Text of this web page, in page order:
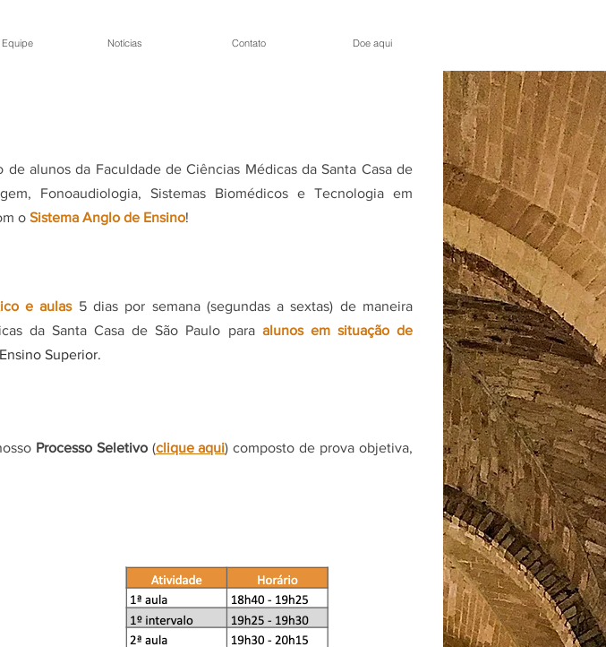
Notícias Contato Doe aqui
alunos da Faculdade de Ciências Médicas da Santa Casa de
Fonoaudiologia, Sistemas Biomédicos e Tecnologia em
o Sistema Anglo de Ensino!
e aulas5 dias por semana (segundas a sextas) de maneira
da Santa Casa de São Paulo para alunos em situação de
Superior.
Processo Seletivo(clique aqui) composto de prova objetiva,